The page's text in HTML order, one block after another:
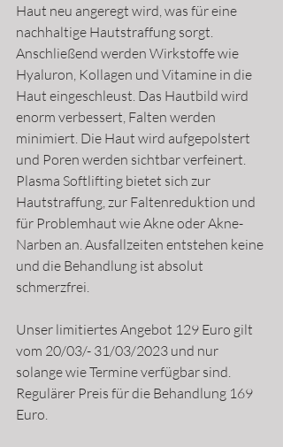
Haut neu angeregt wird, was für eine
nachhaltige Hautstraffung sorgt.
Anschließend werden Wirkstoffe wie
Hyaluron, Kollagen und Vitamine in die
Haut eingeschleust. Das Hautbild wird
enorm verbessert, Falten werden
minimiert. Die Haut wird aufgepolstert
und Poren werden sichtbar verfeinert.
Plasma Softlifting bietet sich zur
Hautstraffung, zur Faltenreduktion und
für Problemhaut wie Akne oder Akne-
Narben an. Ausfallzeiten entstehen keine
und die Behandlung ist absolut
schmerzfrei.
Unser limitiertes Angebot 129 Euro gilt
vom 20/03/- 31/03/2023 und nur
solange wie Termine verfügbar sind.
Regulärer Preis für die Behandlung 169
Euro.